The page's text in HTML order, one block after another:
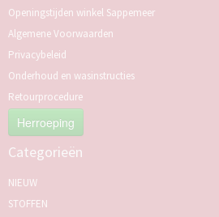
Openingstijden winkel Sappemeer
Algemene Voorwaarden
Privacybeleid
Onderhoud en wasinstructies
Retourprocedure
Herroeping
Categorieën
NIEUW
STOFFEN